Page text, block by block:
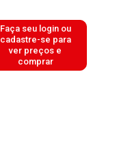
Faça seu login ou
cadastre-se para
ver preços e
comprar